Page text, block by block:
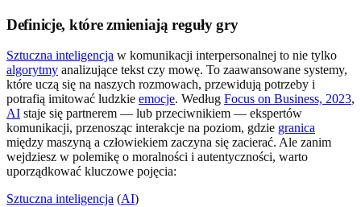
Definicje, które zmieniają reguły gry
Sztuczna inteligencja w komunikacji interpersonalnej to nie tylko
algorytmy analizujące tekst czy mowę. To zaawansowane systemy,
które uczą się na naszych rozmowach, przewidują potrzeby i
potrafią imitować ludzkie emocje. Według Focus on Business, 2023,
AI staje się partnerem — lub przeciwnikiem — ekspertów
komunikacji, przenosząc interakcje na poziom, gdzie granica
między maszyną a człowiekiem zaczyna się zacierać. Ale zanim
wejdziesz w polemikę o moralności i autentyczności, warto
uporządkować kluczowe pojęcia:
Sztuczna inteligencja (AI)